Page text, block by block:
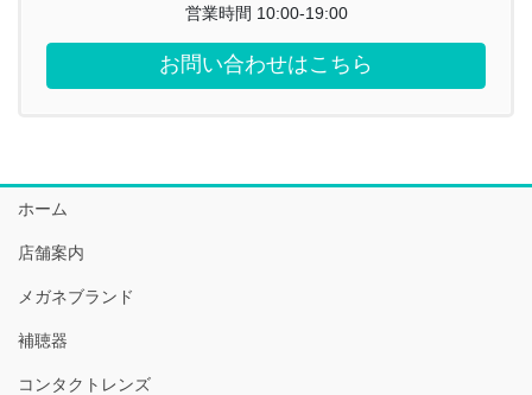
営業時間 10:00-19:00
お問い合わせはこちら
ホーム
店舗案内
メガネブランド
補聴器
コンタクトレンズ